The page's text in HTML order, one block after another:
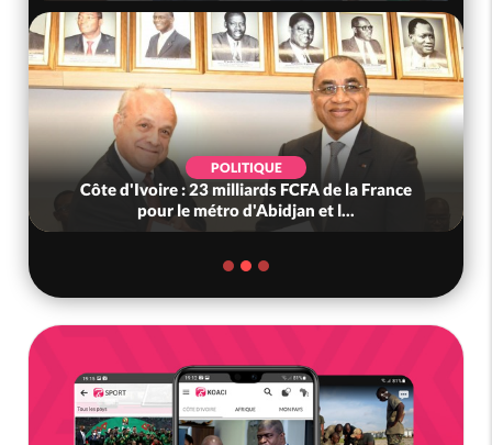
POLITIQUE
Côte d'Ivoire : 23 milliards FCFA de la France
pour le métro d'Abidjan et l...